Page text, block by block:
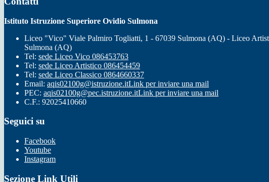
Istituto Istruzione Superiore Ovidio Sulmona
Liceo "Vico" Viale Palmiro Togliatti, 1 - 67039 Sulmona (AQ) - Liceo
Sulmona (AQ)
Tel: sede Liceo Vico 086453763
Tel: sede Liceo Artistico 086454459
Tel: sede Liceo Classico 0864660337
Email: aqis02100g@istruzione.itLink per inviare una mail
PEC: aqis02100g@pec.istruzione.itLink per inviare una mail
C.F.: 92025410660
Seguici su
Facebook
Youtube
Instagram
Sezione Link Utili